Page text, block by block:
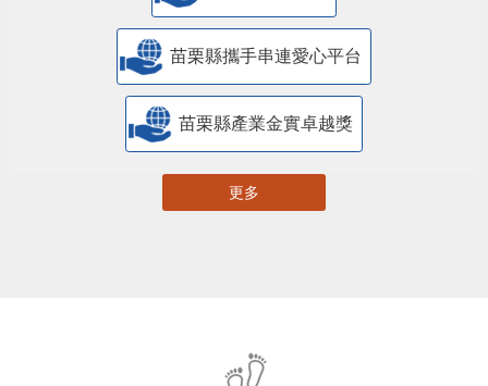
苗栗縣攜手串連愛心平台
苗栗縣產業金實卓越獎
更多